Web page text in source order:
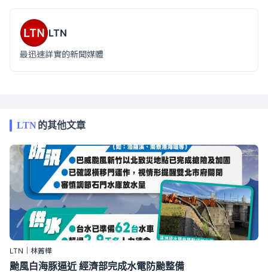
LTN
最迅速詳實的新聞媒體
LTN的其他文章
LTN｜林菁樺
颱風白海豚逼近 經濟部完成水電防颱整備